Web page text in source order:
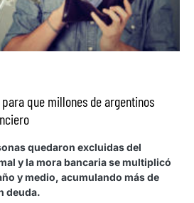
que millones de argentinos
quedaron excluidas del
y la mora bancaria se multiplicó
y medio, acumulando más de
deuda.